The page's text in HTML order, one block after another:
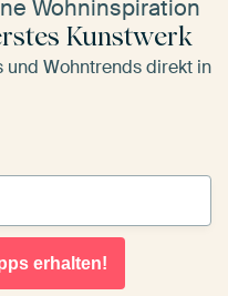
Wohninspiration
Kunstwerk
Wohntrends direkt in
erhalten!